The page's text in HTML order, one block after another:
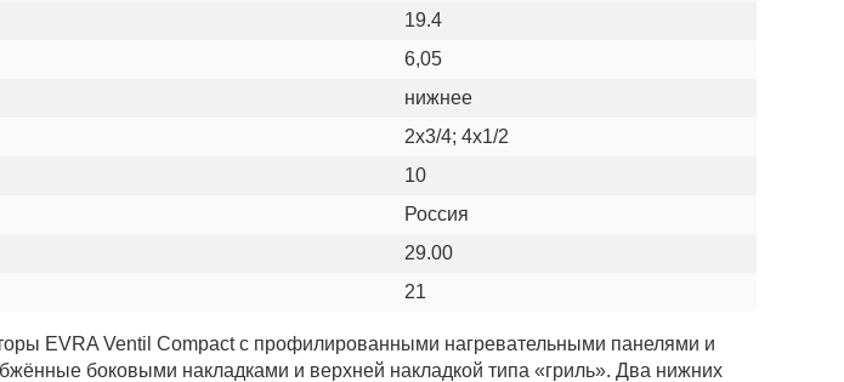
19.4
6,05
нижнее
2х3/4; 4х1/2
10
Россия
29.00
21
EVRA Ventil Compact с профилированными нагревательными панелями и
боковыми накладками и верхней накладкой типа «гриль». Два нижних